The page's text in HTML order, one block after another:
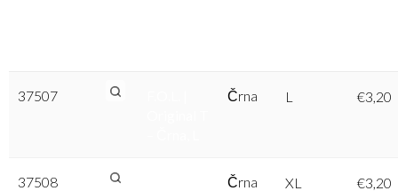
37507 Črna L €3,20
37508 Črna XL €3,20